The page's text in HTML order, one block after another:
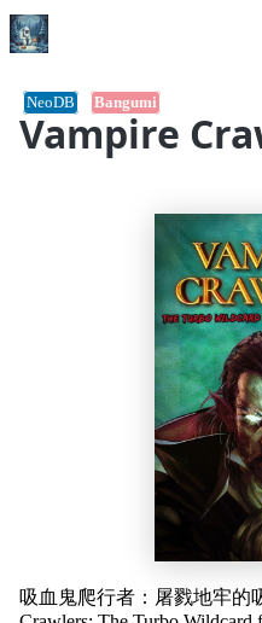
Vampire
NeoDB Bangumi
吸血鬼爬行者：屠戮地牢的